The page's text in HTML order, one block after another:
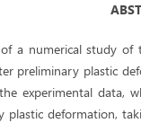
a numerical study
preliminary plastic
experimental data,
plastic deformation,